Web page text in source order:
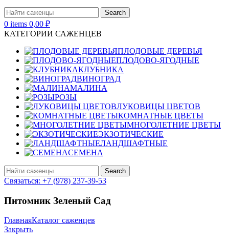
Search
0 items 0,00 ₽
КАТЕГОРИИ САЖЕНЦЕВ
ПЛОДОВЫЕ ДЕРЕВЬЯ
ПЛОДОВО-ЯГОДНЫЕ
КЛУБНИКА
ВИНОГРАД
МАЛИНА
РОЗЫ
ЛУКОВИЦЫ ЦВЕТОВ
КОМНАТНЫЕ ЦВЕТЫ
МНОГОЛЕТНИЕ ЦВЕТЫ
ЭКЗОТИЧЕСКИЕ
ЛАНДШАФТНЫЕ
СЕМЕНА
Search
Связаться: +7 (978) 237-39-53
Питомник Зеленый Сад
ГлавнаяКаталог саженцев
Закрыть